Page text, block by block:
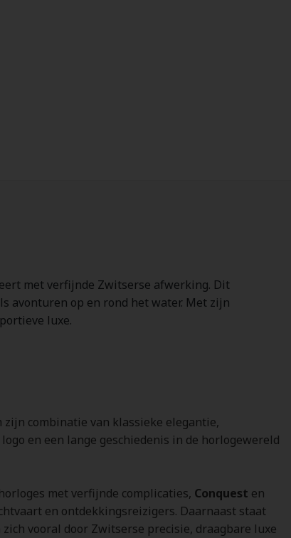
met verfijnde Zwitserse afwerking. Dit
avonturen op en rond het water. Met zijn
luxe.
zijn combinatie van klassieke elegantie,
en een lange geschiedenis in de horlogewereld
met verfijnde complicaties, Conquest en
en ontdekkingsreizigers. Daarnaast staat
vooral door Zwitserse precisie, draagbare luxe